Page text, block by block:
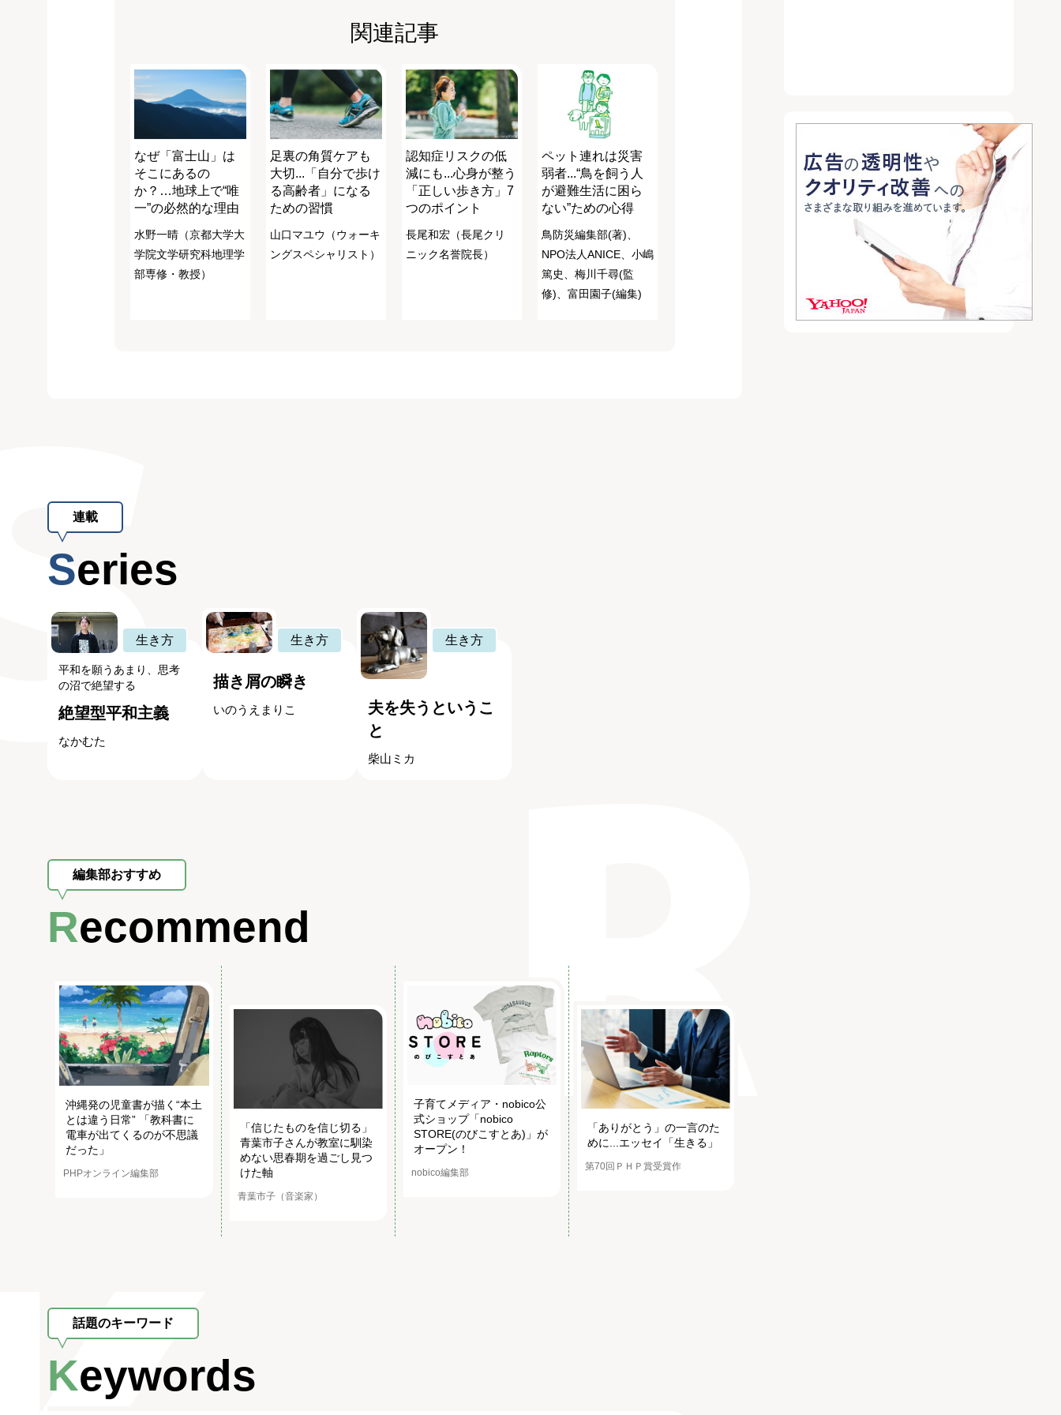
関連記事
なぜ「富士山」は
そこにあるの
か？…地球上で“唯
一”の必然的な理由
水野一晴（京都大学大
学院文学研究科地理学
部専修・教授）
足裏の角質ケアも
大切...「自分で歩け
る高齢者」になる
ための習慣
山口マユウ（ウォーキ
ングスペシャリスト）
認知症リスクの低
減にも...心身が整う
「正しい歩き方」7
つのポイント
長尾和宏（長尾クリ
ニック名誉院長）
ペット連れは災害
弱者...“鳥を飼う人
が避難生活に困ら
ない”ための心得
鳥防災編集部(著)、
NPO法人ANICE、小嶋
篤史、梅川千尋(監
修)、富田園子(編集)
連載
Series
生き方
平和を願うあまり、思考
の沼で絶望する
絶望型平和主義
なかむた
生き方
描き屑の瞬き
いのうえまりこ
生き方
夫を失うというこ
と
柴山ミカ
編集部おすすめ
Recommend
沖縄発の児童書が描く“本土
とは違う日常” 「教科書に
電車が出てくるのが不思議
だった」
PHPオンライン編集部
「信じたものを信じ切る」
青葉市子さんが教室に馴染
めない思春期を過ごし見つ
けた軸
青葉市子（音楽家）
子育てメディア・nobico公
式ショップ「nobico
STORE(のびこすとあ)」が
オープン！
nobico編集部
「ありがとう」の一言のた
めに...エッセイ「生きる」
第70回ＰＨＰ賞受賞作
話題のキーワード
Keywords